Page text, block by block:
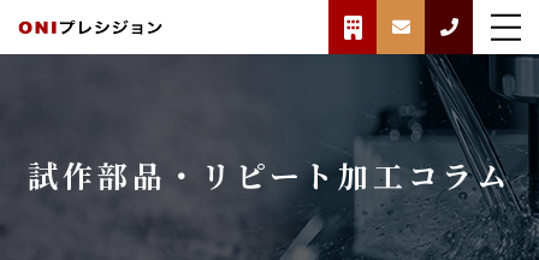
試作部品・リピート加工コラム